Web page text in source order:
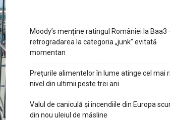
Moody’s menține ratingul României la Baa3
retrogradarea la categoria „junk” evitată
momentan
Prețurile alimentelor în lume atinge cel mai
nivel din ultimii peste trei ani
Valul de caniculă și incendiile din Europa
din nou uleiul de măsline